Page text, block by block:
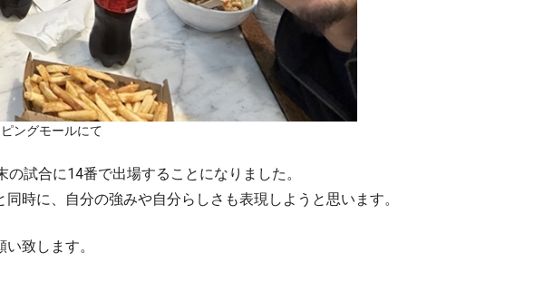
ングモールにて
試合に14番で出場することになりました。
時に、自分の強みや自分らしさも表現しようと思います。
致します。